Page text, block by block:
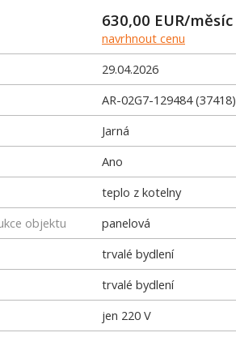
630,00 EUR/měsíc
navrhnout cenu
29.04.2026
AR-02G7-129484 (37418)
Jarná
Ano
teplo z kotelny
objektu
panelová
trvalé bydlení
trvalé bydlení
jen 220 V